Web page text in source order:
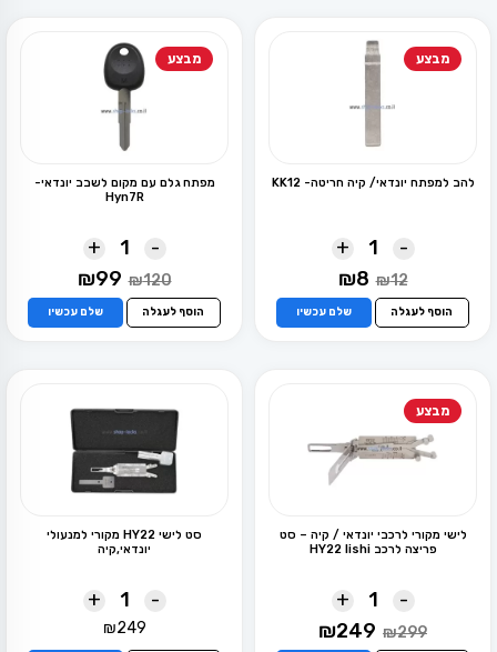
מבצע
להב למפתח יונדאי/ קיה חריטה- KK12
-
+
₪12
המחיר
היה:
₪12.
₪8
הוא:
₪8.
הוסף לעגלה שלם עכשיו
מבצע
מפתח גלם עם מקום לשבב יונדאי-
Hyn7R
-
+
₪120
המחיר
היה:
₪120.
₪99
הוא:
₪99.
הוסף לעגלה שלם עכשיו
מבצע
לישי מקורי לרכבי יונדאי / קיה – סט
פריצה לרכב HY22 lishi
-
+
₪299
המחיר ₪249
סט לישי HY22 מקורי למנעולי
יונדאי,קיה
-
+
₪249